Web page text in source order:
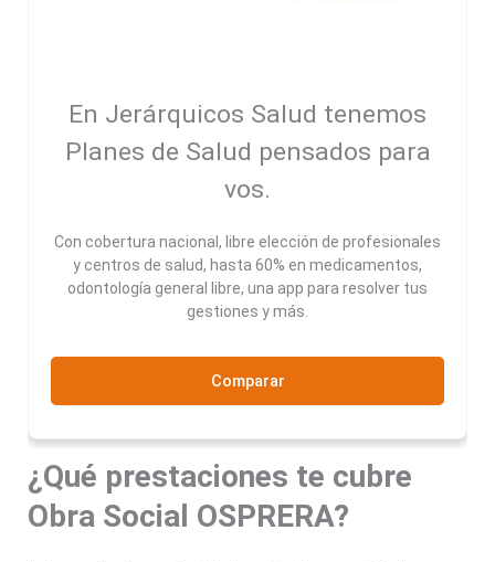
En Jerárquicos Salud tenemos
Planes de Salud pensados para
vos.
Con cobertura nacional, libre elección de profesionales
y centros de salud, hasta 60% en medicamentos,
odontología general libre, una app para resolver tus
gestiones y más.
Comparar
¿Qué prestaciones te cubre
Obra Social OSPRERA?